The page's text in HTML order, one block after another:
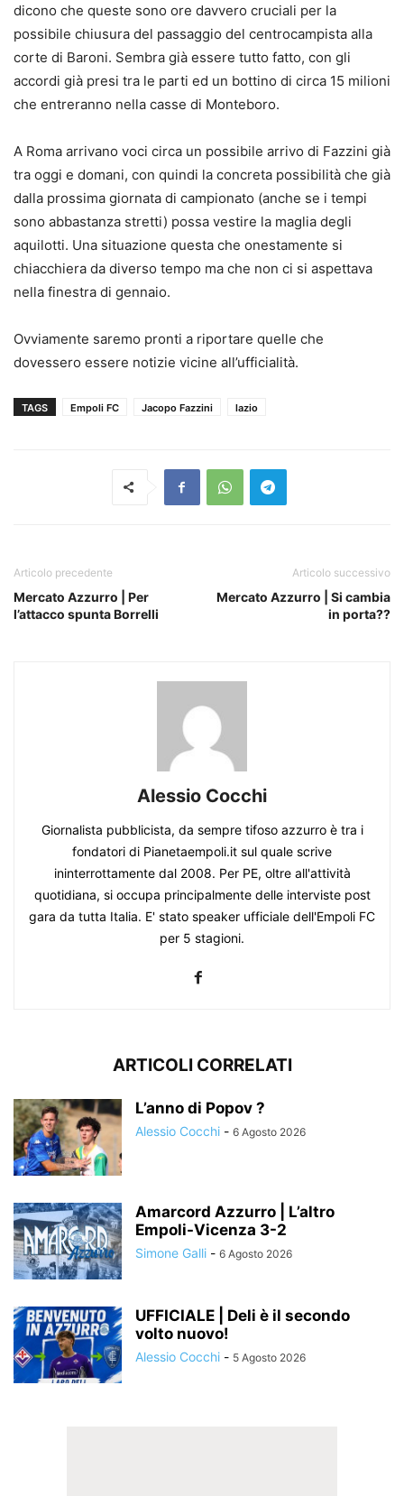
dicono che queste sono ore davvero cruciali per la
possibile chiusura del passaggio del centrocampista alla
corte di Baroni. Sembra già essere tutto fatto, con gli
accordi già presi tra le parti ed un bottino di circa 15 milioni
che entreranno nella casse di Monteboro.
A Roma arrivano voci circa un possibile arrivo di Fazzini già
tra oggi e domani, con quindi la concreta possibilità che già
dalla prossima giornata di campionato (anche se i tempi
sono abbastanza stretti) possa vestire la maglia degli
aquilotti. Una situazione questa che onestamente si
chiacchiera da diverso tempo ma che non ci si aspettava
nella finestra di gennaio.
Ovviamente saremo pronti a riportare quelle che
dovessero essere notizie vicine all’ufficialità.
TAGS Empoli FC Jacopo Fazzini lazio
Articolo precedente
Mercato Azzurro | Per
l’attacco spunta Borrelli
Articolo successivo
Mercato Azzurro | Si cambia
in porta??
Alessio Cocchi
Giornalista pubblicista, da sempre tifoso azzurro è tra i
fondatori di Pianetaempoli.it sul quale scrive
ininterrottamente dal 2008. Per PE, oltre all'attività
quotidiana, si occupa principalmente delle interviste post
gara da tutta Italia. E' stato speaker ufficiale dell'Empoli FC
per 5 stagioni.
ARTICOLI CORRELATI
L’anno di Popov ?
Alessio Cocchi - 6 Agosto 2026
Amarcord Azzurro | L’altro
Empoli-Vicenza 3-2
Simone Galli - 6 Agosto 2026
UFFICIALE | Deli è il secondo
volto nuovo!
Alessio Cocchi - 5 Agosto 2026